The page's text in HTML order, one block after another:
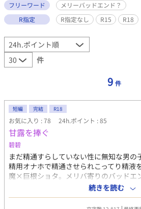
フリーワード
メリーバッドエンド？
R指定
R指定なし R15 R18
件
9 件
短編 完結 R18
お気に入り : 78 24h.ポイント : 85
甘露を捧ぐ
碧碧
まだ精通すらしていない性に無知な男の
精用オナホで精通させられこってり精液
魔×巨根ショタ。メリバ寄りのバッドエ
した。閲覧ご注意ください。挿入なし。
めあり。エロのみ。
続きを読む